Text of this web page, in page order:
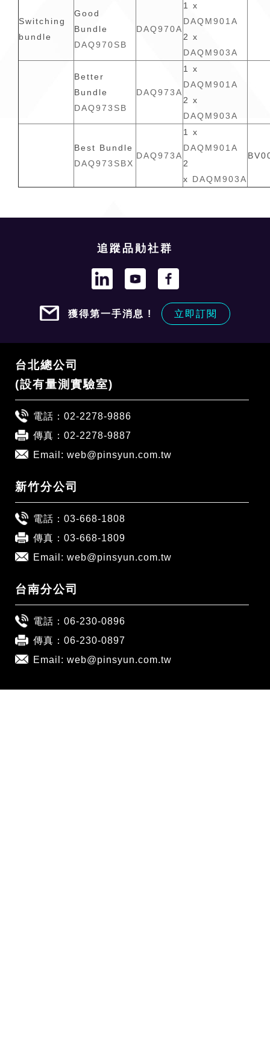
Switching
bundle
Good
Bundle
DAQ970SB
DAQ970A
1 x
DAQM901A
2 x
DAQM903A
Better
Bundle
DAQ973SB
DAQ973A
1 x
DAQM901A
2 x
DAQM903A
Best Bundle
DAQ973SBX
DAQ973A
1 x
DAQM901A
2
x DAQM903A
追蹤品勛社群
獲得第一手消息 ! 立即訂閱
台北總公司
(設有量測實驗室)
電話： 02-2278-9886
傳真：02-2278-9887
Email: web@pinsyun.com.tw
新竹分公司
電話： 03-668-1808
傳真：03-668-1809
Email: web@pinsyun.com.tw
台南分公司
電話： 06-230-0896
傳真：06-230-0897
Email: web@pinsyun.com.tw